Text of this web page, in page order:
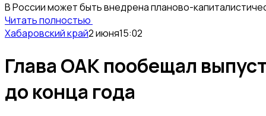
В России может быть внедрена планово-
Читать полностью
Хабаровский край2 июня15:02
Глава ОАК пообещал
до конца года